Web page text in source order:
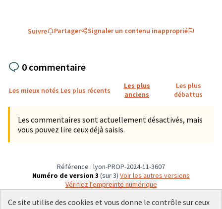
Suivre Partager Signaler un contenu inapproprié
0 commentaire
Les mieux notés Les plus récents
Les plus
anciens
Les plus
débattus
Les commentaires sont actuellement désactivés, mais
vous pouvez lire ceux déjà saisis.
Référence : lyon-PROP-2024-11-3607
Numéro de version 3 (sur 3)
voir les autres versions
Vérifiez l'empreinte numérique
Ce site utilise des cookies et vous donne le contrôle sur ceux